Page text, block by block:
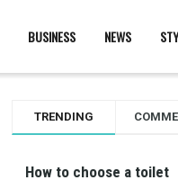
BUSINESS NEWS
TRENDING
How to choose a toilet